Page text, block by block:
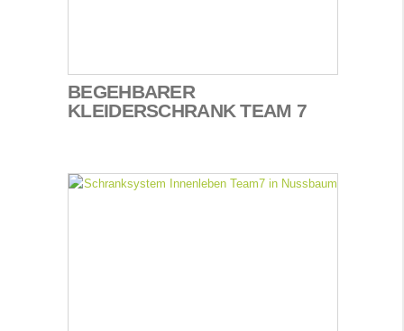
BEGEHBARER
KLEIDERSCHRANK TEAM 7